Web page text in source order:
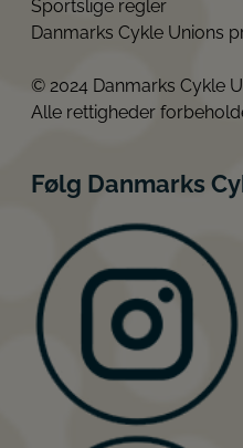
Sportslige regler
Danmarks Cykle Unions
© 2024 Danmarks Cykle
Alle rettigheder
Følg Danmarks